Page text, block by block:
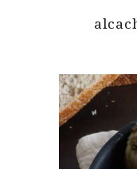
CONTACTO
SOBRE MÍ
¿TE GUSTARÍA